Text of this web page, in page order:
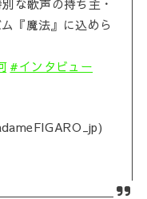
な歌声の持ち主・
『魔法』に込めら
#インタビュー